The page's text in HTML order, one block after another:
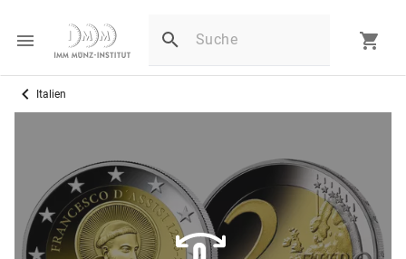
Italien